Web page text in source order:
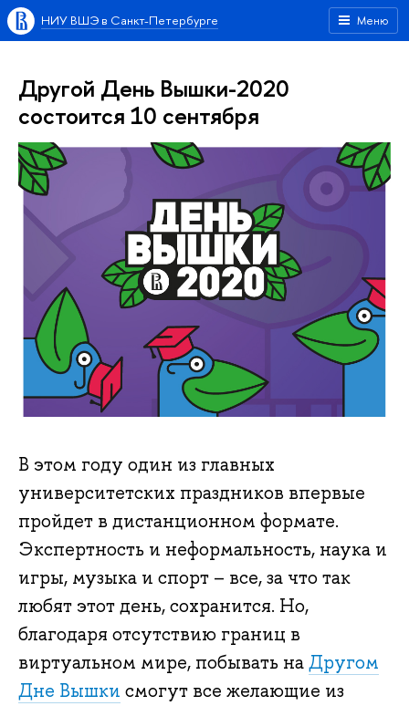
Меню
НИУ ВШЭ в Санкт-Петербурге
Другой День Вышки-2020
состоится 10 сентября
В этом году один из главных
университетских праздников впервые
пройдет в дистанционном формате.
Экспертность и неформальность, наука и
игры, музыка и спорт – все, за что так
любят этот день, сохранится. Но,
благодаря отсутствию границ в
виртуальном мире, побывать наДругом
Дне Вышки смогут все желающие из